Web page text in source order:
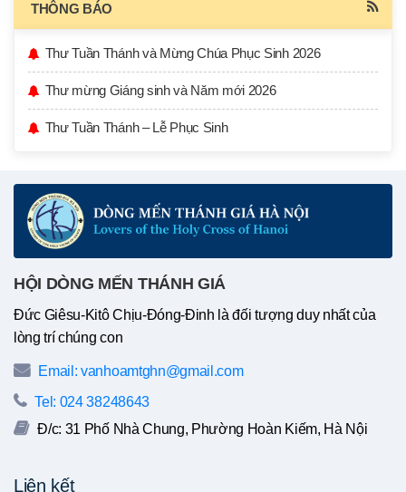
THÔNG BÁO
Thư Tuần Thánh và Mừng Chúa Phục Sinh 2026
Thư mừng Giáng sinh và Năm mới 2026
Thư Tuần Thánh – Lễ Phục Sinh
HỘI DÒNG MẾN THÁNH GIÁ
Đức Giêsu-Kitô Chịu-Đóng-Đinh là đối tượng duy nhất của
lòng trí chúng con
Email: vanhoamtghn@gmail.com
Tel: 024 38248643
Đ/c: 31 Phố Nhà Chung, Phường Hoàn Kiếm, Hà Nội
Liên kết